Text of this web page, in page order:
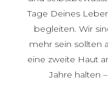
Tage Deines
begleiten. Wir
mehr sein sollten
eine zweite Haut
Jahre halten